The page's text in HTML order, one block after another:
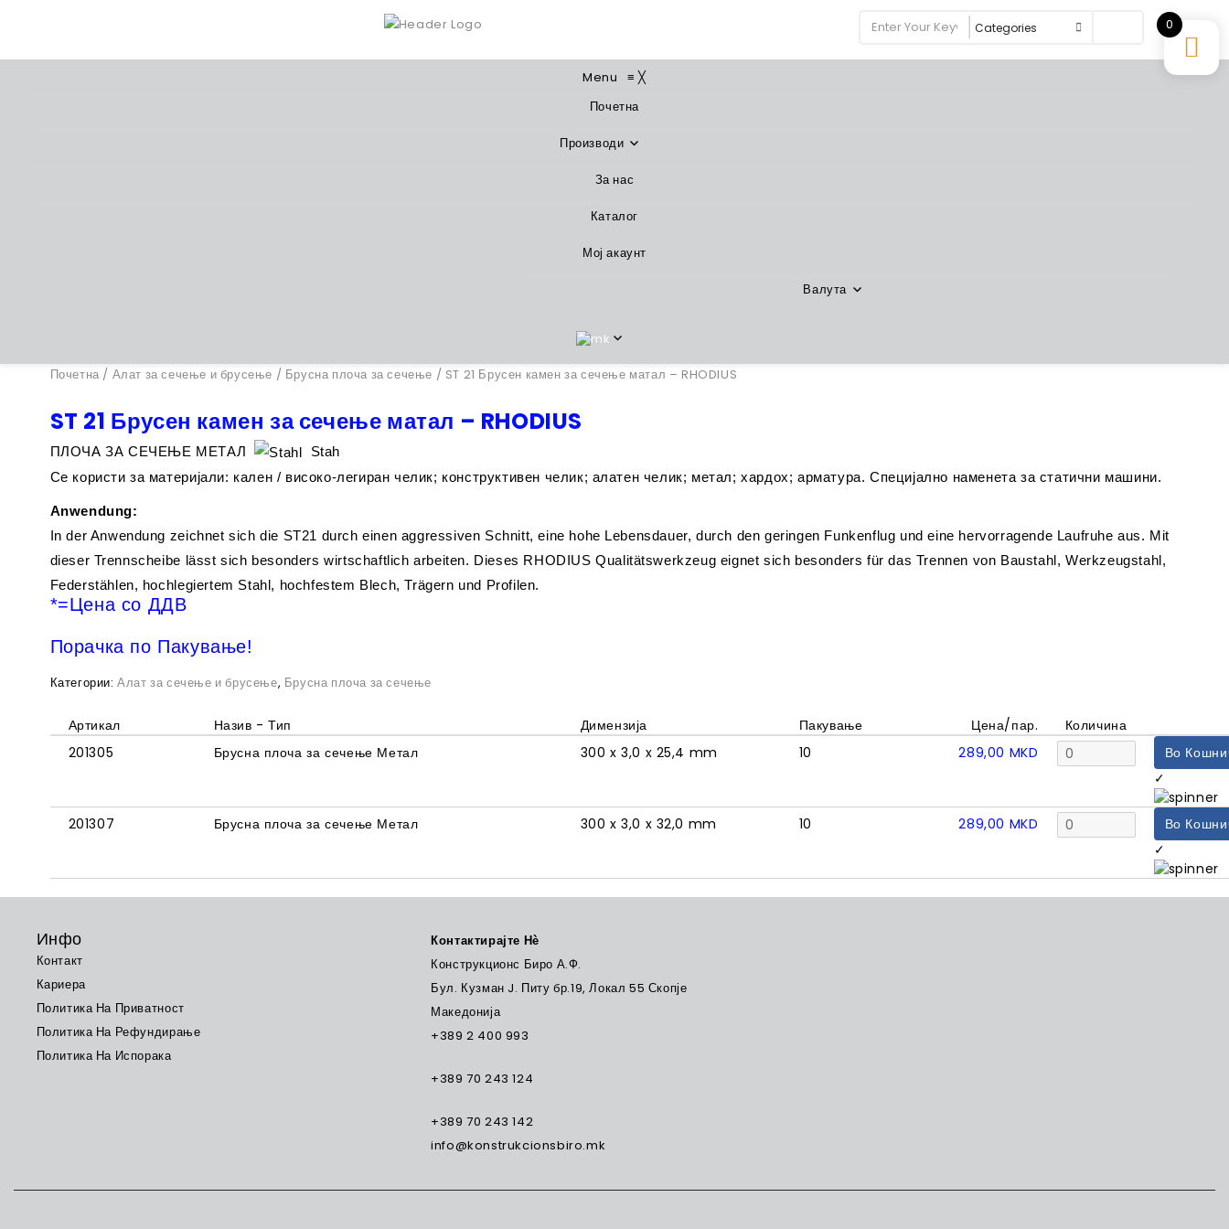
Menu≡ ╳
Почетна
Производи
За нас
Каталог
Мој акаунт
Валута
Почетна / Алат за сечење и брусење / Брусна плоча за сечење / ST 21 Брусен камен за сечење матал – RHODIUS
ST 21 Брусен камен за сечење матал – RHODIUS
ПЛОЧА ЗА СЕЧЕЊЕ МЕТАЛ
Stah
Се користи за материјали: кален / високо-легиран челик; конструктивен челик; алатен челик; метал; хардоx; арматура. Специјално наменета за статични машини.
Anwendung:
In der Anwendung zeichnet sich die ST21 durch einen aggressiven Schnitt, eine hohe Lebensdauer, durch den geringen Funkenflug und eine hervorragende Laufruhe aus. Mit
dieser Trennscheibe lässt sich besonders wirtschaftlich arbeiten. Dieses RHODIUS Qualitätswerkzeug eignet sich besonders für das Trennen von Baustahl, Werkzeugstahl,
Federstählen, hochlegiertem Stahl, hochfestem Blech, Trägern und Profilen.
*=Цена со ДДВ
Порачка по Пакување!
Категории:Алат за сечење и брусење, Брусна плоча за сечење
Артикал Назив - Тип Димензија Пакување Цена/пар.
Количина
201305
Брусна плоча за сечење Метал 300 x 3,0 x 25,4 mm 10 289,00 MKD
Во
✓
201307 Брусна плоча за сечење Метал 300 x 3,0 x 32,0 mm 10 289,00 MKD
Во
✓
Инфо
Контакт
Кариера
Политика На Приватност
Политика На Рефундирање
Политика На Испорака
Контактирајте Нѐ
Конструкционс Биро А.Ф.
Бул. Кузман J. Питу бр.19, Локал 55 Скопје
Македонија
+389 2 400 993
+389 70 243 124
+389 70 243 142
info@konstrukcionsbiro.mk
0